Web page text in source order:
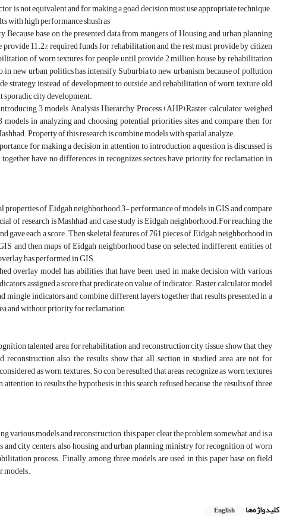
is not equivalent and for making a goad decision must use appropriate technique.
with high performance shush as
base on the presented data from mangers of Housing and urban planning
11.2% required funds for rehabilitation and the rest must provide by citizen
of worn textures for people until provide 2 million house by rehabilitation
new urban politics has intensify Suburbia to new urbanism because of pollution
strategy instead of development to outside and rehabilitation of worn texture old
sporadic city development.
3 models Analysis Hierarchy Process (AHP),Raster calculator ,weighed
in analyzing and choosing potential priorities sites and compare then for
Property of this research is combine models with spatial analyze.
for making a decision in attention to introduction a question is discussed is
have no differences in recognizes sectors have priority for reclamation in
of Eidgah neighborhood 3- performance of models in GIS and compare
of research is Mashhad and case study is Eidgah neighborhood.For reaching the
gave each a score. Then skeletal features of 761 pieces of Eidgah neighborhood in
and then maps of Eidgah neighborhood base on selected indifferent entities of
has performed in GIS.
overlay model has abilities that have been used in make decision with various
assigned a score that predicate on value of indicator. Raster calculator model
mingle indicators and combine different layers together that results presented in a
and without priority for reclamation.
talented area for rehabilitation and reconstruction city tissue show that they
also, the results show that all section in studied area are not for
as worn textures. So con be resulted that areas recognize as worn textures
to results the hypothesis in this search refused because the results of three
models and reconstruction, this paper clear the problem somewhat and is a
city centers, also housing and urban planning ministry for recognition of worn
process. Finally, among three models are used in this paper base on field
models.
کلیدواژه‌ها English